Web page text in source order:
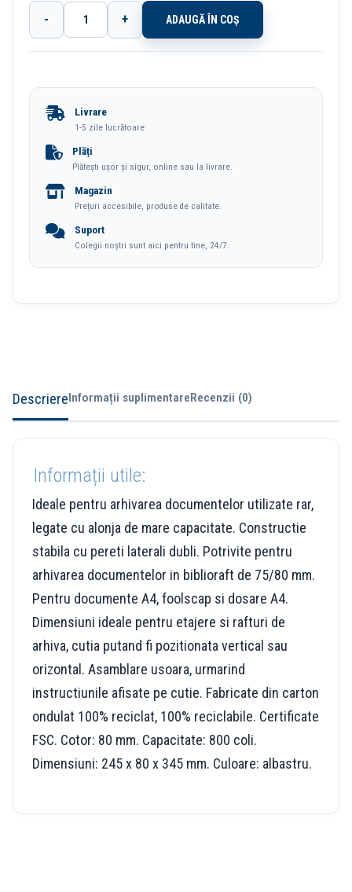
Cantitate
Cutie
8cm
Boxy
Albastra
- + ADAUGĂ ÎN COȘ
Livrare
1-5 zile lucrătoare
Plăți
Plătești ușor și sigur, online sau la livrare.
Magazin
Prețuri accesibile, produse de calitate.
Suport
Colegii noștri sunt aici pentru tine, 24/7.
DescriereInformații suplimentareRecenzii (0)
Informații utile:
Ideale pentru arhivarea documentelor utilizate rar,
legate cu alonja de mare capacitate. Constructie
stabila cu pereti laterali dubli. Potrivite pentru
arhivarea documentelor in biblioraft de 75/80 mm.
Pentru documente A4, foolscap si dosare A4.
Dimensiuni ideale pentru etajere si rafturi de
arhiva, cutia putand fi pozitionata vertical sau
orizontal. Asamblare usoara, urmarind
instructiunile afisate pe cutie. Fabricate din carton
ondulat 100% reciclat, 100% reciclabile. Certificate
FSC. Cotor: 80 mm. Capacitate: 800 coli.
Dimensiuni: 245 x 80 x 345 mm. Culoare: albastru.